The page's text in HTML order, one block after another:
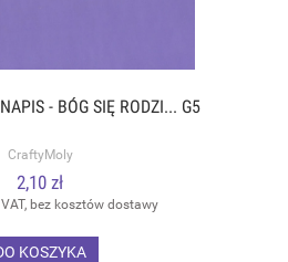
- BÓG SIĘ RODZI... G5
CraftyMoly
2,10 zł
bez kosztów dostawy
KOSZYKA